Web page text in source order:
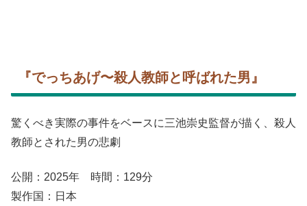
『でっちあげ〜殺人教師と呼ばれた男』
驚くべき実際の事件をベースに三池崇史監督が描く、殺人
教師とされた男の悲劇
公開：2025年 時間：129分
製作国：日本